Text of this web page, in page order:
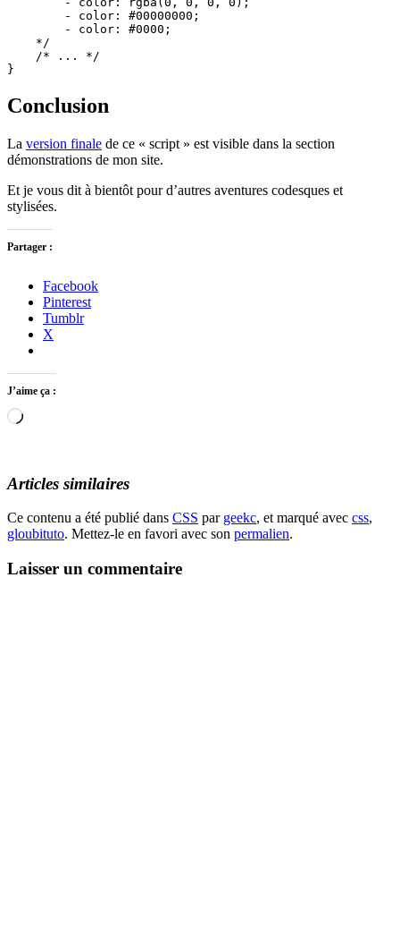
        - color: #00000000;
        - color: #0000;
    */
    /* ... */
Conclusion
La version finale de ce « script » est visible dans la section
démonstrations de mon site.
Et je vous dit à bientôt pour d’autres aventures codesques et
stylisées.
Partager :
Facebook
Pinterest
Tumblr
X
J’aime ça :
Chargement…
Articles similaires
Ce contenu a été publié dans CSS par geekc, et marqué avec css,
gloubituto. Mettez-le en favori avec son permalien.
Laisser un commentaire